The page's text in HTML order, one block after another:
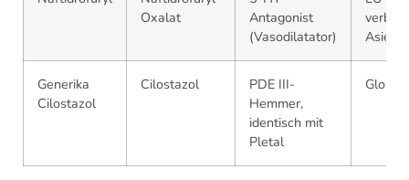
Oxalat
Antagonist
(Vasodilatator)
Asien
Generika
Cilostazol
Cilostazol
PDE III-
Hemmer,
identisch mit
Pletal
Global